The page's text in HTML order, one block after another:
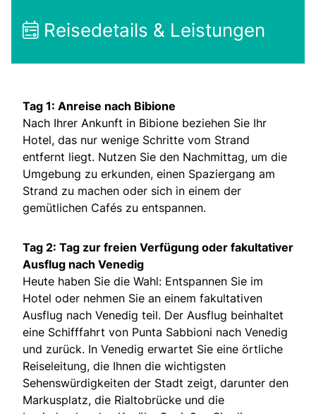
Reisedetails & Leistungen
Tag 1: Anreise nach Bibione
Nach Ihrer Ankunft in Bibione beziehen Sie Ihr
Hotel, das nur wenige Schritte vom Strand
entfernt liegt. Nutzen Sie den Nachmittag, um die
Umgebung zu erkunden, einen Spaziergang am
Strand zu machen oder sich in einem der
gemütlichen Cafés zu entspannen.
Tag 2: Tag zur freien Verfügung oder fakultativer
Ausflug nach Venedig
Heute haben Sie die Wahl: Entspannen Sie im
Hotel oder nehmen Sie an einem fakultativen
Ausflug nach Venedig teil. Der Ausflug beinhaltet
eine Schifffahrt von Punta Sabbioni nach Venedig
und zurück. In Venedig erwartet Sie eine örtliche
Reiseleitung, die Ihnen die wichtigsten
Sehenswürdigkeiten der Stadt zeigt, darunter den
Markusplatz, die Rialtobrücke und die